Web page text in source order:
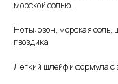
морской солью.
Ноты: озон, морская соль,
гвоздика
Лёгкий шлейф и формула с